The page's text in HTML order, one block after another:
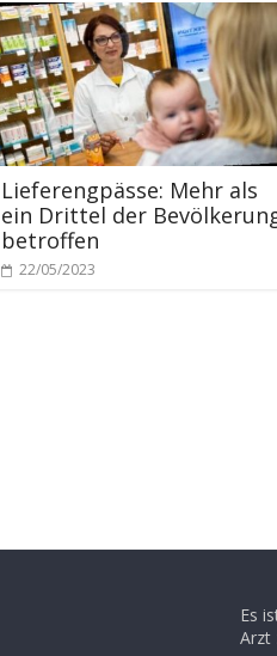
Lieferengpässe: Mehr als
ein Drittel der
betroffen
22/05/2023
Es
Arzt